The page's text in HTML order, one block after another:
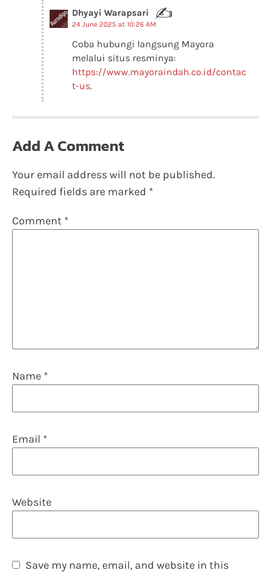
Dhyayi Warapsari ✍
24 June 2025 at 10:26 AM
Coba hubungi langsung Mayora
melalui situs resminya:
https://www.mayoraindah.co.id/contac
t-us.
Add A Comment
Your email address will not be published.
Required fields are marked *
Comment *
Name *
Email *
Website
Save my name, email, and website in this